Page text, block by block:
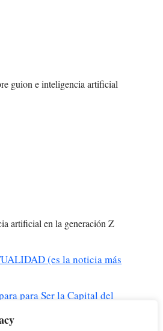
guion e inteligencia artificial
artificial en la generación Z
(es la noticia más
para Ser la Capital del